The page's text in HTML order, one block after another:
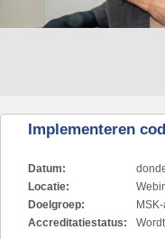
Implementeren
Datum:
Locatie:
Doelgroep:
Accreditatiestatus: